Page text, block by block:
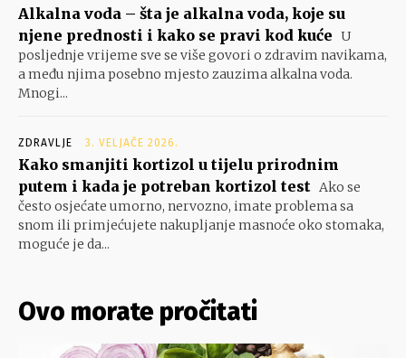
Alkalna voda – šta je alkalna voda, koje su
njene prednosti i kako se pravi kod kuće U
posljednje vrijeme sve se više govori o zdravim navikama,
a među njima posebno mjesto zauzima alkalna voda.
Mnogi...
ZDRAVLJE 3. VELJAČE 2026.
Kako smanjiti kortizol u tijelu prirodnim
putem i kada je potreban kortizol test Ako se
često osjećate umorno, nervozno, imate problema sa
snom ili primjećujete nakupljanje masnoće oko stomaka,
moguće je da...
Ovo morate pročitati